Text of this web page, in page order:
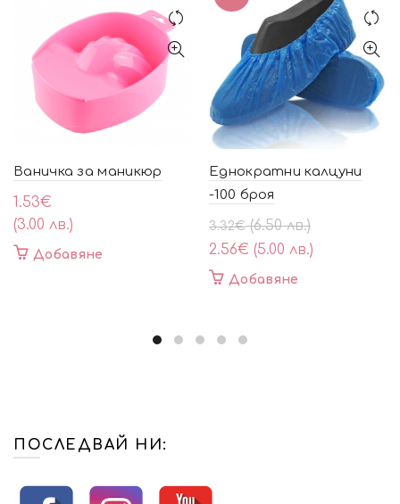
Ваничка за маникюр
1.53€
(3.00 лв.)
Добавяне
Еднократни калцуни
-100 броя
3.32€ (6.50 лв.)
Original
price
was:
лв.).
2.56€ (5.00 лв.)
Текущата
цена
е:
лв.).
Добавяне
ПОСЛЕДВАЙ НИ: